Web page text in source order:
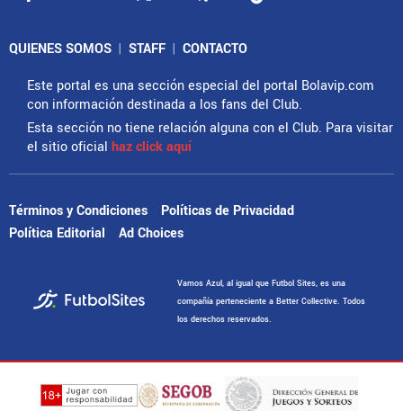
QUIENES SOMOS | STAFF | CONTACTO
Este portal es una sección especial del portal Bolavip.com
con información destinada a los fans del Club.
Esta sección no tiene relación alguna con el Club. Para visitar
el sitio oficial haz click aquí
Términos y Condiciones
Políticas de Privacidad
Política Editorial
Ad Choices
Vamos Azul, al igual que Futbol Sites, es una
compañía perteneciente a Better Collective. Todos
los derechos reservados.